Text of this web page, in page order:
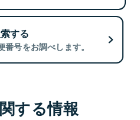
する
号をお調べします。
する情報